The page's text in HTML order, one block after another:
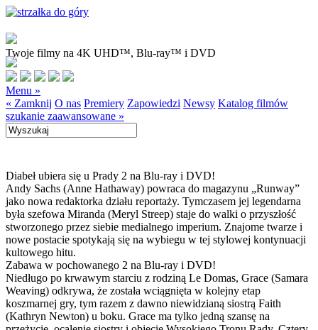
Twoje filmy na 4K UHD™, Blu-ray™ i DVD
Menu »
« Zamknij O nas Premiery Zapowiedzi Newsy Katalog filmów
szukanie zaawansowane »
Diabeł ubiera się u Prady 2 na Blu-ray i DVD!
Andy Sachs (Anne Hathaway) powraca do magazynu „Runway”
jako nowa redaktorka działu reportaży. Tymczasem jej legendarna
była szefowa Miranda (Meryl Streep) staje do walki o przyszłość
stworzonego przez siebie medialnego imperium. Znajome twarze i
nowe postacie spotykają się na wybiegu w tej stylowej kontynuacji
kultowego hitu.
Zabawa w pochowanego 2 na Blu-ray i DVD!
Niedługo po krwawym starciu z rodziną Le Domas, Grace (Samara
Weaving) odkrywa, że została wciągnięta w kolejny etap
koszmarnej gry, tym razem z dawno niewidzianą siostrą Faith
(Kathryn Newton) u boku. Grace ma tylko jedną szansę na